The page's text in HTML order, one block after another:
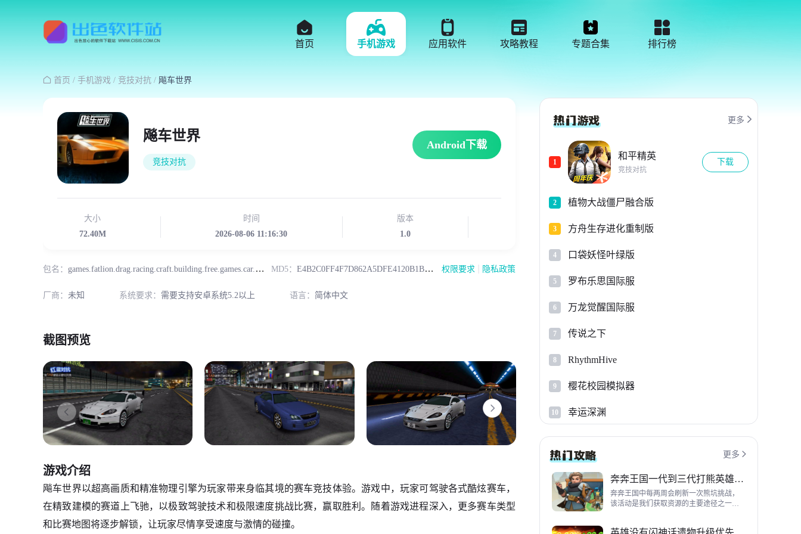
首页 手机游戏 应用软件 攻略教程 专题合集 排行榜
 首页 / 手机游戏 / 竞技对抗 / 飚车世界
飚车世界
竞技对抗
Android下载
大小
72.40M
时间
2026-08-06 11:16:30
版本
1.0
包名： games.fatlion.drag.racing.craft.building.free.games.car.city.driving MD5： E4B2C0FF4F7D862A5DFE4120B1B1ADE4 权限要求 隐私政策
厂商： 未知 系统要求： 需要支持安卓系统5.2以上 语言： 简体中文
截图预览
游戏介绍
飚车世界以超高画质和精准物理引擎为玩家带来身临其境的赛车竞技体验。游戏中，玩家可驾驶各式酷炫赛车，
在精致建模的赛道上飞驰，以极致驾驶技术和极限速度挑战比赛，赢取胜利。随着游戏进程深入，更多赛车类型
和比赛地图将逐步解锁，让玩家尽情享受速度与激情的碰撞。
更多 
1
和平精英
竞技对抗
下载
2 植物大战僵尸融合版
3 方舟生存进化重制版
4 口袋妖怪叶绿版
5 罗布乐思国际服
6 万龙觉醒国际服
7 传说之下
8 RhythmHive
9 樱花校园模拟器
10 幸运深渊
更多 
奔奔王国一代到三代打熊英雄推荐
奔奔王国中每两周会刷新一次熊坑挑战，
该活动是我们获取资源的主要途径之一，